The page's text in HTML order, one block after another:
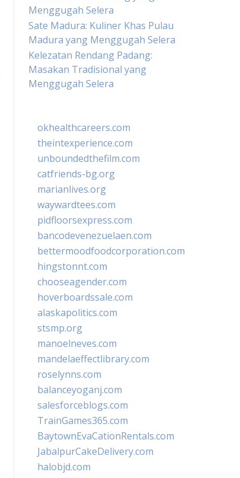
Menggugah Selera
Sate Madura: Kuliner Khas Pulau
Madura yang Menggugah Selera
Kelezatan Rendang Padang:
Masakan Tradisional yang
Menggugah Selera
okhealthcareers.com
theintexperience.com
unboundedthefilm.com
catfriends-bg.org
marianlives.org
waywardtees.com
pidfloorsexpress.com
bancodevenezuelaen.com
bettermoodfoodcorporation.com
hingstonnt.com
chooseagender.com
hoverboardssale.com
alaskapolitics.com
stsmp.org
manoelneves.com
mandelaeffectlibrary.com
roselynns.com
balanceyoganj.com
salesforceblogs.com
TrainGames365.com
BaytownEvaCationRentals.com
JabalpurCakeDelivery.com
halobjd.com